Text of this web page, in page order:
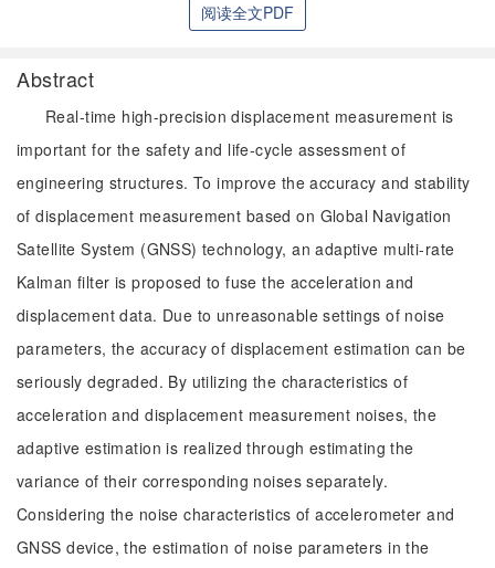
阅读全文PDF
Abstract
Real-time high-precision displacement measurement is
important for the safety and life-cycle assessment of
engineering structures. To improve the accuracy and stability
of displacement measurement based on Global Navigation
Satellite System (GNSS) technology, an adaptive multi-rate
Kalman filter is proposed to fuse the acceleration and
displacement data. Due to unreasonable settings of noise
parameters, the accuracy of displacement estimation can be
seriously degraded. By utilizing the characteristics of
acceleration and displacement measurement noises, the
adaptive estimation is realized through estimating the
variance of their corresponding noises separately.
Considering the noise characteristics of accelerometer and
GNSS device, the estimation of noise parameters in the